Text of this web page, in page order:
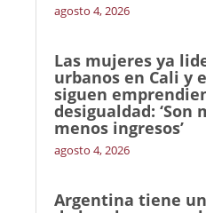
agosto 4, 2026
Las mujeres ya
urbanos en Cali y
siguen
desigualdad: ‘Son
menos ingresos’
agosto 4, 2026
Argentina tiene